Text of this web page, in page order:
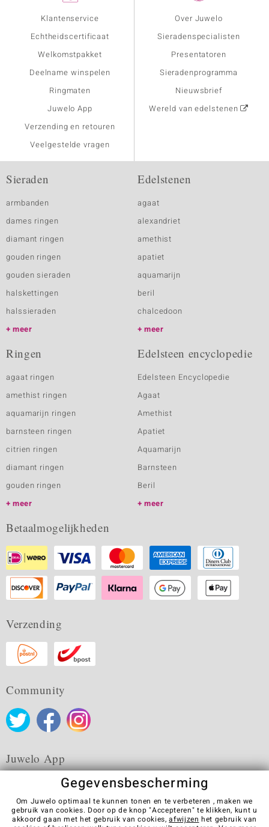
Klantenservice
Echtheidscertificaat
Welkomstpakket
Deelname winspelen
Ringmaten
Juwelo App
Verzending en retouren
Veelgestelde vragen
Over Juwelo
Sieradenspecialisten
Presentatoren
Sieradenprogramma
Nieuwsbrief
Wereld van edelstenen
Sieraden
armbanden
dames ringen
diamant ringen
gouden ringen
gouden sieraden
halskettingen
halssieraden
meer
Edelstenen
agaat
alexandriet
amethist
apatiet
aquamarijn
beril
chalcedoon
meer
Ringen
agaat ringen
amethist ringen
aquamarijn ringen
barnsteen ringen
citrien ringen
diamant ringen
gouden ringen
meer
Edelsteen encyclopedie
Edelsteen Encyclopedie
Agaat
Amethist
Apatiet
Aquamarijn
Barnsteen
Beril
meer
Betaalmogelijkheden
Verzending
Community
Juwelo App
Algemene verkoopvoorwaarden Privacybeleid Cookies
Gegevensbescherming
Om Juwelo optimaal te kunnen tonen en te verbeteren , maken we
gebruik van cookies. Door op de knop "Accepteren" te klikken, kunt u
akkoord gaan met het gebruik van cookies,afwijzen het gebruik van